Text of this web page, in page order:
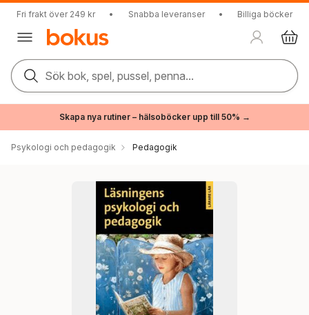
Fri frakt över 249 kr • Snabba leveranser • Billiga böcker
Sök bok, spel, pussel, penna...
Skapa nya rutiner – hälsoböcker upp till 50% →
Psykologi och pedagogik Pedagogik